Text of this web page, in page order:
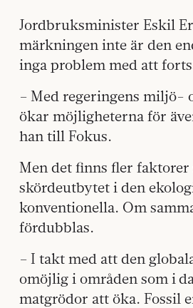
Jordbruksminister Eskil
märkningen inte är den
inga problem med att
– Med regeringens miljö-
ökar möjligheterna för
han till Fokus.
Men det finns fler
skördeutbytet i den
konventionella. Om
fördubblas.
– I takt med att den
omöjlig i områden som i
matgrödor att öka. Fossil